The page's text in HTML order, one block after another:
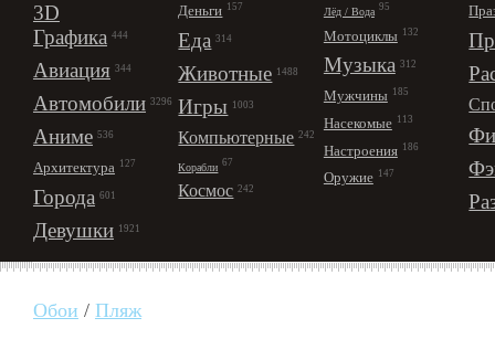
3D
Графика 444
Авиация 344
Автомобили 3296
Аниме 536
Архитектура 127
Города 601
Девушки 1921
Деньги 157
Еда 314
Животные 1488
Игры 1003
Компьютерные 242
Корабли 67
Космос 242
Лёд / Вода 95
Мотоциклы 132
Музыка 312
Мужчины 185
Насекомые 113
Настроения 186
Оружие 147
Обои / Пляж